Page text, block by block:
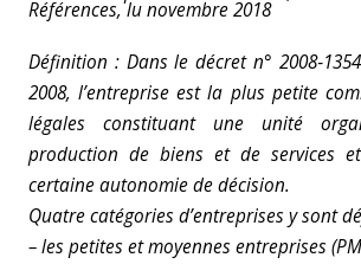
Références, lu novembre 2018
Définition : Dans le décret n°
2008, l’entreprise est la plus petite
légales constituant une unité
production de biens et de services
certaine autonomie de décision.
Quatre catégories d’entreprises y sont
– les petites et moyennes entreprises